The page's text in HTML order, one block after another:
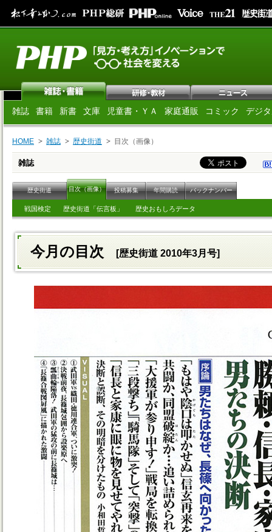
雑誌 書籍 新書 文庫 児童書・ＹＡ 家庭通販 コミック デジ
HOME 雑誌 歴史街道 目次（画像）
雑誌
歴史街道 目次（画像） 投稿募集 年間購読 バックナンバー
戦国検定 歴史街道「伝言板」 歴史おもしろデータ
今月の目次 [歴史街道 2010年3月号]